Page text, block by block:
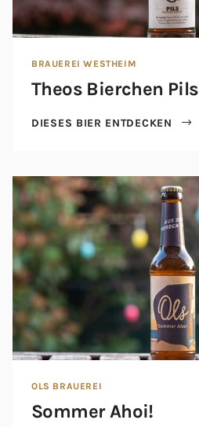
BRAUEREI WESTHEIM
Theos Bierchen Pils
DIESES BIER ENTDECKEN
OLS BRAUEREI
Sommer Ahoi!